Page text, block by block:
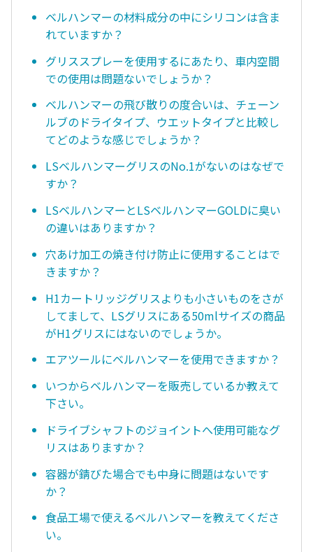
ベルハンマーの材料成分の中にシリコンは含ま
れていますか？
グリススプレーを使用するにあたり、車内空間
での使用は問題ないでしょうか？
ベルハンマーの飛び散りの度合いは、チェーン
ルブのドライタイプ、ウエットタイプと比較し
てどのような感じでしょうか？
LSベルハンマーグリスのNo.1がないのはなぜで
すか？
LSベルハンマーとLSベルハンマーGOLDに臭い
の違いはありますか？
穴あけ加工の焼き付け防止に使用することはで
きますか？
H1カートリッジグリスよりも小さいものをさが
してまして、LSグリスにある50mlサイズの商品
がH1グリスにはないのでしょうか。
エアツールにベルハンマーを使用できますか？
いつからベルハンマーを販売しているか教えて
下さい。
ドライブシャフトのジョイントへ使用可能なグ
リスはありますか？
容器が錆びた場合でも中身に問題はないです
か？
食品工場で使えるベルハンマーを教えてくださ
い。